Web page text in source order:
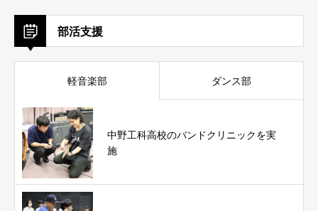
部活支援
軽音楽部 ダンス部
中野工科高校のバンドクリニックを実
施